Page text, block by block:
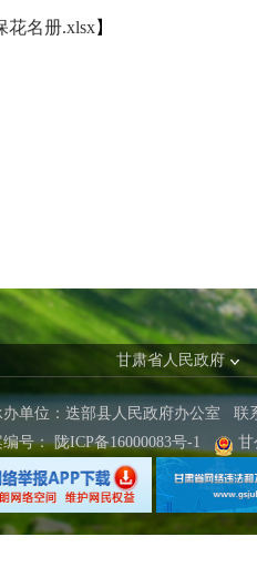
花名册.xlsx】
甘肃省人民政府
单位：迭部县人民政府办公室 联
编号： 陇ICP备16000083号-1 甘